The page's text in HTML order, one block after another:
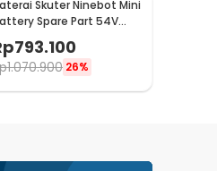
Skuter Ninebot Mini
Spare Part 54V
4900mAh
793.100
1.070.900 26%